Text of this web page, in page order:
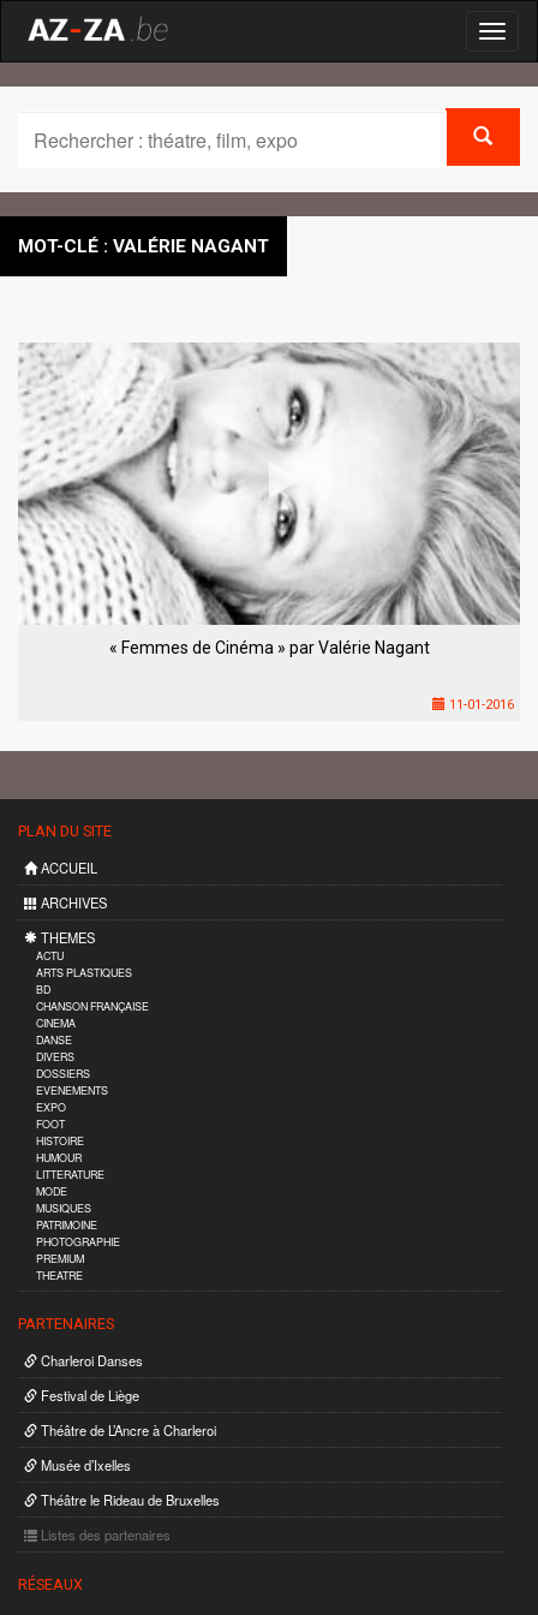
MOT-CLÉ : VALÉRIE NAGANT
« Femmes de Cinéma » par Valérie Nagant
11-01-2016
PLAN DU SITE
ACCUEIL
ARCHIVES
THEMES
ACTU
ARTS PLASTIQUES
BD
CHANSON FRANÇAISE
CINEMA
DANSE
DIVERS
DOSSIERS
EVENEMENTS
EXPO
FOOT
HISTOIRE
HUMOUR
LITTERATURE
MODE
MUSIQUES
PATRIMOINE
PHOTOGRAPHIE
PREMIUM
THEATRE
PARTENAIRES
Charleroi Danses
Festival de Liège
Théâtre de L’Ancre à Charleroi
Musée d’Ixelles
Théâtre le Rideau de Bruxelles
Listes des partenaires
RÉSEAUX